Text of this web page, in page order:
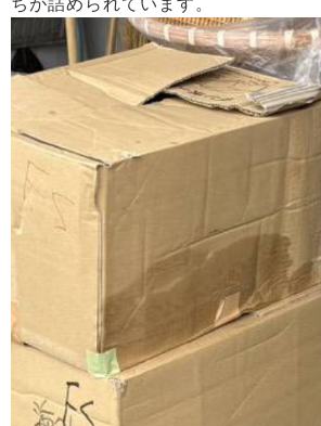
ちが詰められています。